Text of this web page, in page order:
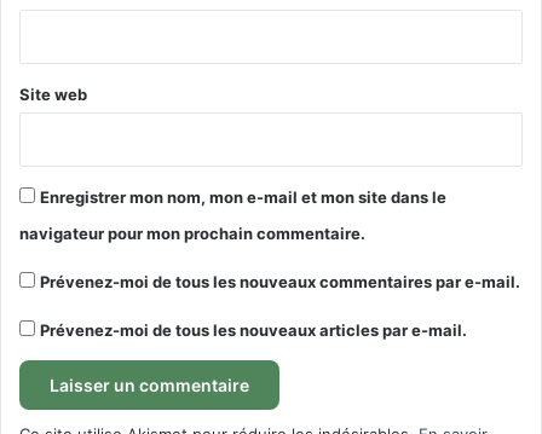
Site web
Enregistrer mon nom, mon e-mail et mon site dans le
navigateur pour mon prochain commentaire.
Prévenez-moi de tous les nouveaux commentaires par e-mail.
Prévenez-moi de tous les nouveaux articles par e-mail.